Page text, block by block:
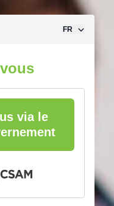
FR
via le